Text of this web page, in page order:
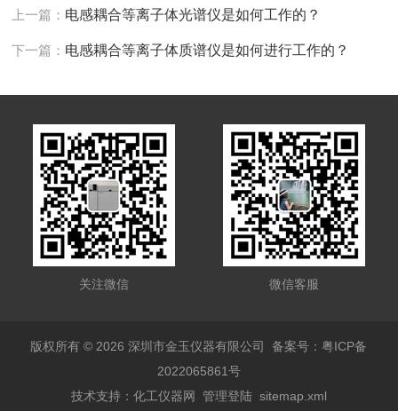
上一篇： 电感耦合等离子体光谱仪是如何工作的？
下一篇： 电感耦合等离子体质谱仪是如何进行工作的？
关注微信 微信客服
版权所有 © 2026 深圳市金玉仪器有限公司备案号：粤ICP备
2022065861号
技术支持： 化工仪器网 管理登陆 sitemap.xml